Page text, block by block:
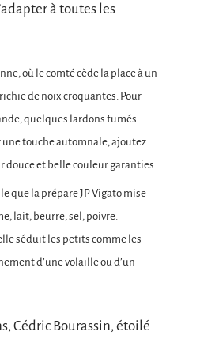
à toutes les
où le comté cède la place à un
de noix croquantes. Pour
quelques lardons fumés
touche automnale, ajoutez
douce et belle couleur garanties.
que la prépare JP Vigato mise
lait, beurre, sel, poivre.
séduit les petits comme les
d’une volaille ou d’un
Cédric Bourassin, étoilé